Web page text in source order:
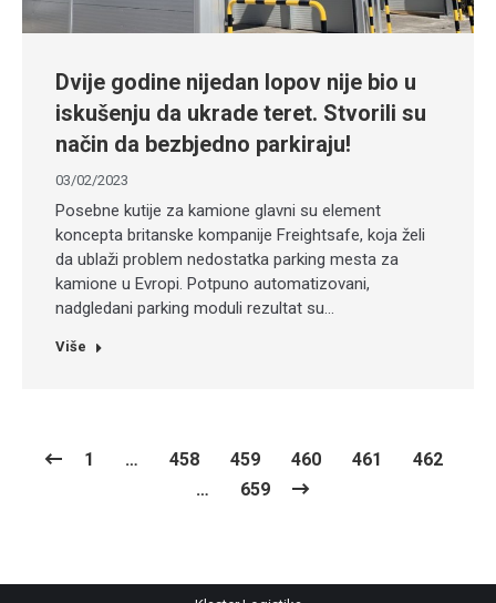
Dvije godine nijedan lopov nije bio u
iskušenju da ukrade teret. Stvorili su
način da bezbjedno parkiraju!
03/02/2023
Posebne kutije za kamione glavni su element
koncepta britanske kompanije Freightsafe, koja želi
da ublaži problem nedostatka parking mesta za
kamione u Evropi. Potpuno automatizovani,
nadgledani parking moduli rezultat su…
Više
1 … 458 459 460 461
462
…
659